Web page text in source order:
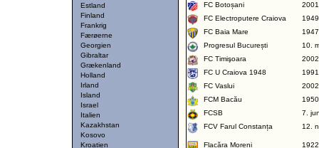
Estland
Finland
Frankrig
Færøerne
Georgien
Gibraltar
Grækenland
Holland
Irland
Island
Israel
Italien
Kazakhstan
Kosovo
Kroatien
FC Botoșani
2001
FC Electroputere Craiova
1949
FC Baia Mare
1947
Progresul București
10.
FC Timişoara
2002
FC U Craiova 1948
1991
FC Vaslui
2002
FCM Bacău
1950
FCSB
7.
FCV Farul Constanța
12.
Flacăra Moreni
1922